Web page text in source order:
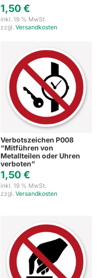
1,50 €
inkl. 19 % MwSt.
zzgl. Versandkosten
Verbotszeichen P008
“Mitführen von
Metallteilen oder Uhren
verboten”
1,50 €
inkl. 19 % MwSt.
zzgl. Versandkosten